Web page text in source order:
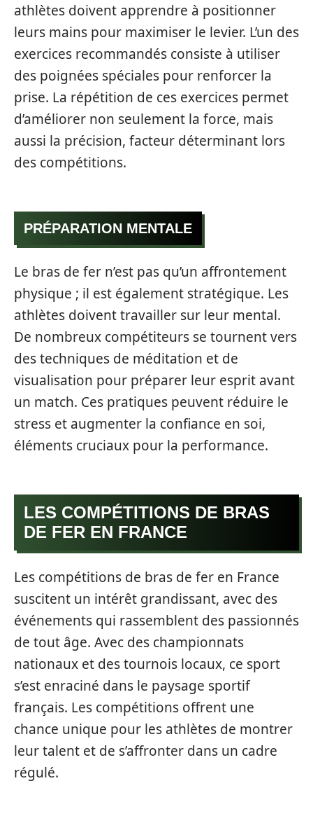
athlètes doivent apprendre à positionner
leurs mains pour maximiser le levier. L’un des
exercices recommandés consiste à utiliser
des poignées spéciales pour renforcer la
prise. La répétition de ces exercices permet
d’améliorer non seulement la force, mais
aussi la précision, facteur déterminant lors
des compétitions.
PRÉPARATION MENTALE
Le bras de fer n’est pas qu’un affrontement
physique ; il est également stratégique. Les
athlètes doivent travailler sur leur mental.
De nombreux compétiteurs se tournent vers
des techniques de méditation et de
visualisation pour préparer leur esprit avant
un match. Ces pratiques peuvent réduire le
stress et augmenter la confiance en soi,
éléments cruciaux pour la performance.
LES COMPÉTITIONS DE BRAS
DE FER EN FRANCE
Les compétitions de bras de fer en France
suscitent un intérêt grandissant, avec des
événements qui rassemblent des passionnés
de tout âge. Avec des championnats
nationaux et des tournois locaux, ce sport
s’est enraciné dans le paysage sportif
français. Les compétitions offrent une
chance unique pour les athlètes de montrer
leur talent et de s’affronter dans un cadre
régulé.